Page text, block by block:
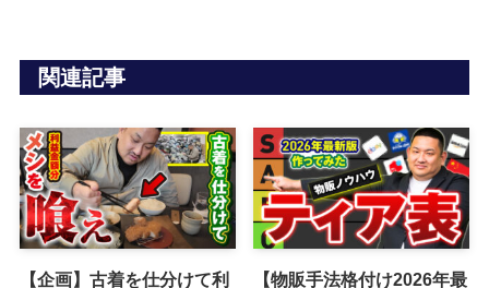
関連記事
【企画】古着を仕分けて利 【物販手法格付け2026年最